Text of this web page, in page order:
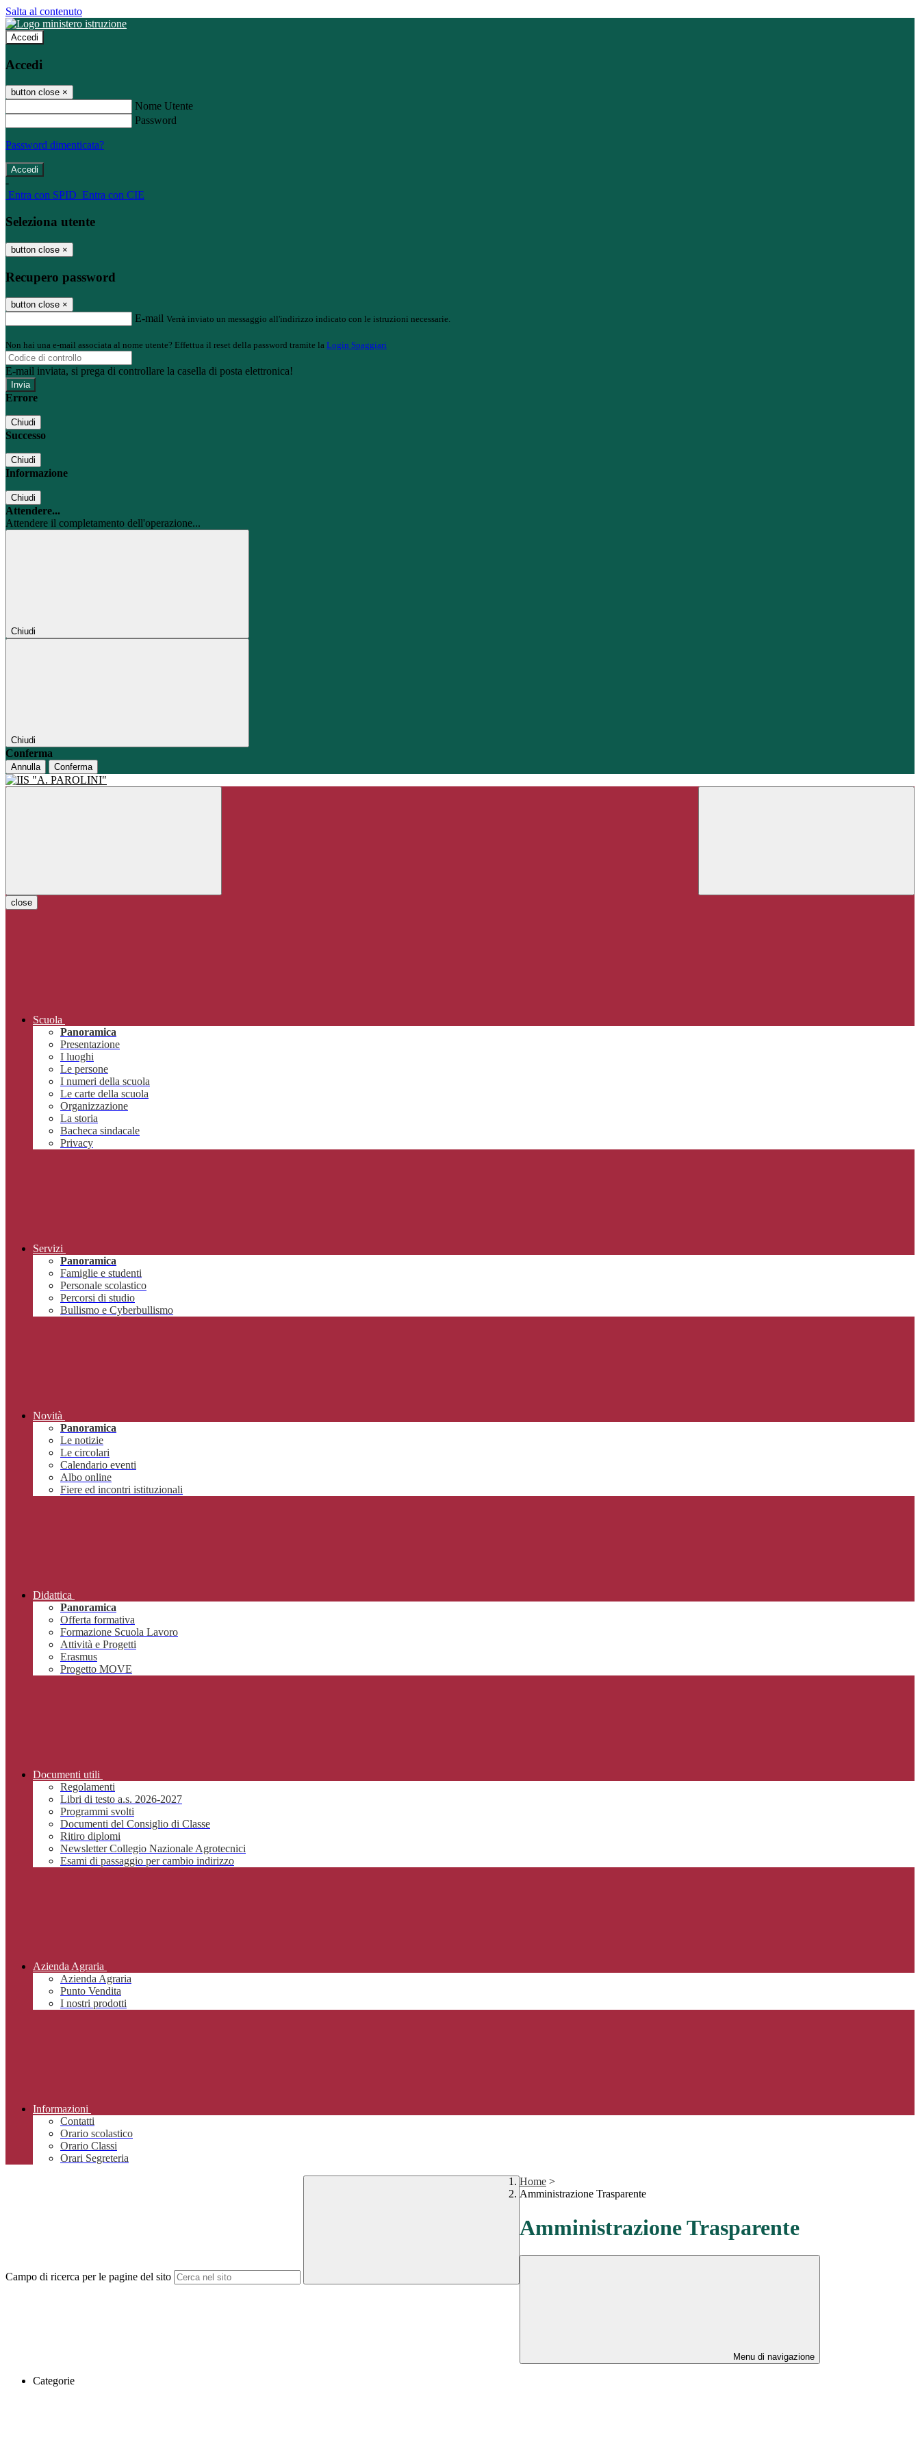
Salta al contenuto
Accedi
Accedi
button close ×
Nome Utente
Password
Password dimenticata?
-
Entra con SPID Entra con CIE
Seleziona utente
button close ×
Recupero password
button close ×
E-mail Verrà inviato un messaggio all'indirizzo indicato con le istruzioni necessarie.
Non hai una e-mail associata al nome utente? Effettua il reset della password tramite la Login Spaggiari
E-mail inviata, si prega di controllare la casella di posta elettronica!
Errore
Chiudi
Successo
Chiudi
Informazione
Chiudi
Attendere...
Attendere il completamento dell'operazione...
Chiudi
Chiudi
Conferma
Annulla Conferma
close
Scuola
Panoramica
Presentazione
I luoghi
Le persone
I numeri della scuola
Le carte della scuola
Organizzazione
La storia
Bacheca sindacale
Privacy
Servizi
Panoramica
Famiglie e studenti
Personale scolastico
Percorsi di studio
Bullismo e Cyberbullismo
Novità
Panoramica
Le notizie
Le circolari
Calendario eventi
Albo online
Fiere ed incontri istituzionali
Didattica
Panoramica
Offerta formativa
Formazione Scuola Lavoro
Attività e Progetti
Erasmus
Progetto MOVE
Documenti utili
Regolamenti
Libri di testo a.s. 2026-2027
Programmi svolti
Documenti del Consiglio di Classe
Ritiro diplomi
Newsletter Collegio Nazionale Agrotecnici
Esami di passaggio per cambio indirizzo
Azienda Agraria
Azienda Agraria
Punto Vendita
I nostri prodotti
Informazioni
Contatti
Orario scolastico
Orario Classi
Orari Segreteria
Campo di ricerca per le pagine del sito
Home >
Amministrazione Trasparente
Amministrazione Trasparente
Menu di navigazione
Categorie